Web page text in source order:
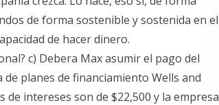
de forma sostenible y sostenida en el
de hacer dinero.
c) Debera Max asumir el pago del
planes de financiamiento Wells and
de intereses son de $22,500 y la empresa